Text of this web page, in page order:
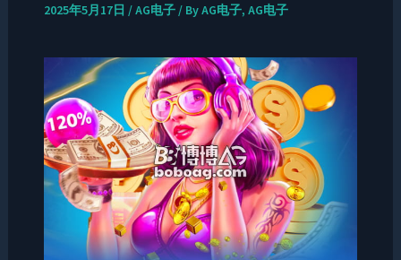
2025年5月17日 /AG电子/ ByAG电子, AG电子